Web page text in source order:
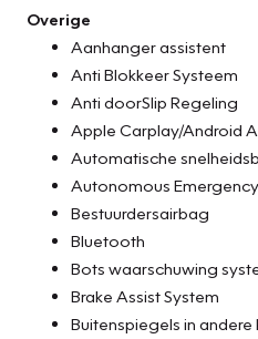
Overige
Aanhanger assistent
Anti Blokkeer Systeem
Anti doorSlip Regeling
Apple Carplay/Android
Automatische
Autonomous
Bestuurdersairbag
Bluetooth
Bots waarschuwing
Brake Assist System
Buitenspiegels in andere